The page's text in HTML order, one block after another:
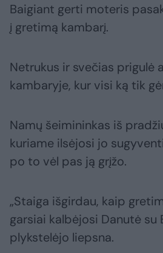
Baigiant gerti moteris
į gretimą kambarį.
Netrukus ir svečias prigulė
kambaryje, kur visi ką tik
Namų šeimininkas iš
kuriame ilsėjosi jo
po to vėl pas ją grįžo.
„Staiga išgirdau, kaip
garsiai kalbėjosi Danutė su
plykstelėjo liepsna.